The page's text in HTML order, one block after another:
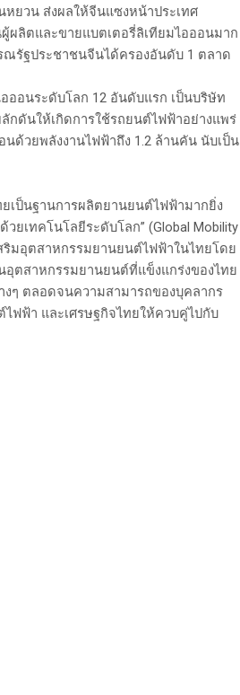
ยวน ส่งผลให้จีนแซงหน้าประเทศ
ผลิตและขายแบตเตอรี่ลิเทียมไอออนมาก
ณรัฐประชาชนจีนได้ครองอันดับ 1 ตลาด
นระดับโลก 12 อันดับแรก เป็นบริษัท
กดันให้เกิดการใช้รถยนต์ไฟฟ้าอย่างแพร่
ด้วยพลังงานไฟฟ้าถึง 1.2 ล้านคัน นับเป็น
ป็นฐานการผลิตยานยนต์ไฟฟ้ามากยิ่ง
ยเทคโนโลยีระดับโลก” (Global Mobility
ริมอุตสาหกรรมยานยนต์ไฟฟ้าในไทยโดย
ตสาหกรรมยานยนต์ที่แข็งแกร่งของไทย
ๆ ตลอดจนความสามารถของบุคลากร
ฟฟ้า และเศรษฐกิจไทยให้ควบคู่ไปกับ